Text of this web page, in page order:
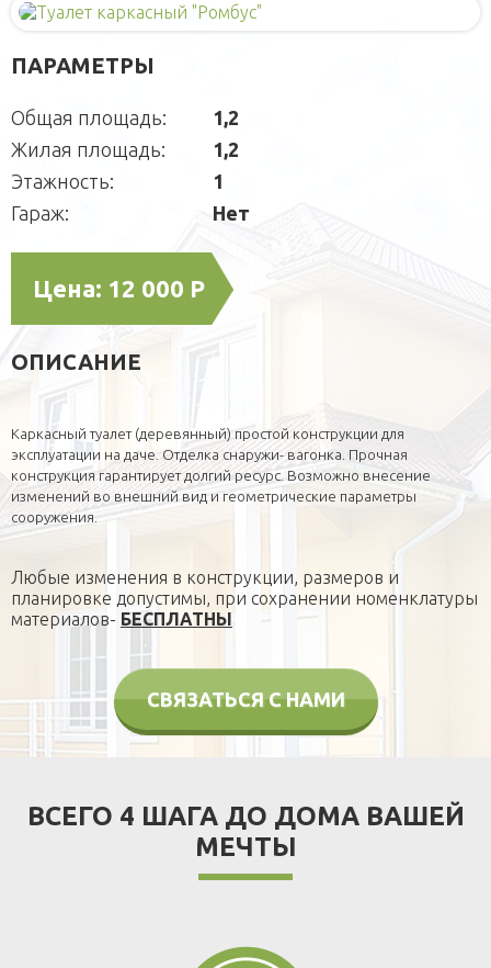
Будки каркасные
Садовая мебель
О компании
Наши технологии
Фотогаларея
Кредит
ПАРАМЕТРЫ
Общая площадь:
1,2
Жилая площадь:
1,2
Этажность:
1
Гараж:
Нет
Цена: 12 000 Р
ОПИСАНИЕ
Каркасный туалет (деревянный) простой конструкции для
эксплуатации на даче. Отделка снаружи- вагонка. Прочная
конструкция гарантирует долгий ресурс. Возможно внесение
изменений во внешний вид и геометрические параметры
сооружения.
Любые изменения в конструкции, размеров и
планировке допустимы, при сохранении номенклатуры
материалов- БЕСПЛАТНЫ
СВЯЗАТЬСЯ С НАМИ
ВСЕГО 4 ШАГА ДО ДОМА ВАШЕЙ
МЕЧТЫ